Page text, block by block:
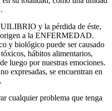
y la pérdida de éste,
a la ENFERMEDAD.
y biológico puede ser causado
hábitos alimentarios,
luego por nuestras emociones.
expresadas, se encuentran en
cualquier problema que tenga